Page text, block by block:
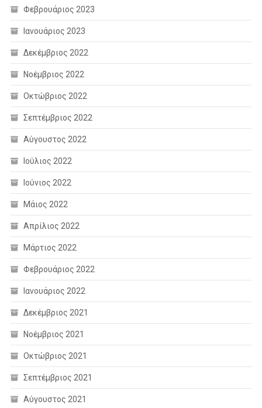
Φεβρουάριος 2023
Ιανουάριος 2023
Δεκέμβριος 2022
Νοέμβριος 2022
Οκτώβριος 2022
Σεπτέμβριος 2022
Αύγουστος 2022
Ιούλιος 2022
Ιούνιος 2022
Μάιος 2022
Απρίλιος 2022
Μάρτιος 2022
Φεβρουάριος 2022
Ιανουάριος 2022
Δεκέμβριος 2021
Νοέμβριος 2021
Οκτώβριος 2021
Σεπτέμβριος 2021
Αύγουστος 2021